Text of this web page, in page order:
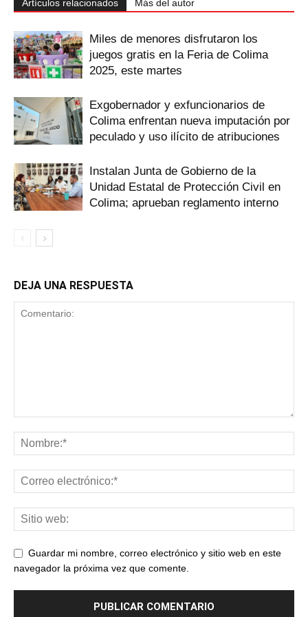
Artículos relacionados Más del autor
Miles de menores disfrutaron los
juegos gratis en la Feria de Colima
2025, este martes
Exgobernador y exfuncionarios de
Colima enfrentan nueva imputación por
peculado y uso ilícito de atribuciones
Instalan Junta de Gobierno de la
Unidad Estatal de Protección Civil en
Colima; aprueban reglamento interno
DEJA UNA RESPUESTA
Guardar mi nombre, correo electrónico y sitio web en este
navegador la próxima vez que comente.